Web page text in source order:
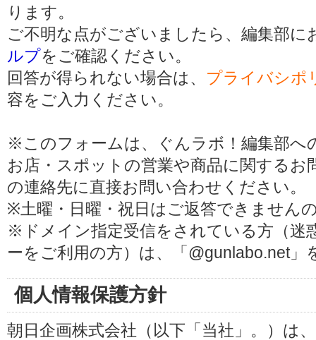
ります。
ご不明な点がございましたら、編集部
ルプをご確認ください。
回答が得られない場合は、 プライバシポ
容をご入力ください。
※このフォームは、ぐんラボ！編集部へ
お店・スポットの営業や商品に関する
の連絡先に直接お問い合わせください。
※土曜・日曜・祝日はご返答できません
※ドメイン指定受信をされている方（迷
ーをご利用の方）は、「@gunlabo.net」
個人情報保護方針
朝日企画株式会社（以下「当社」。）は